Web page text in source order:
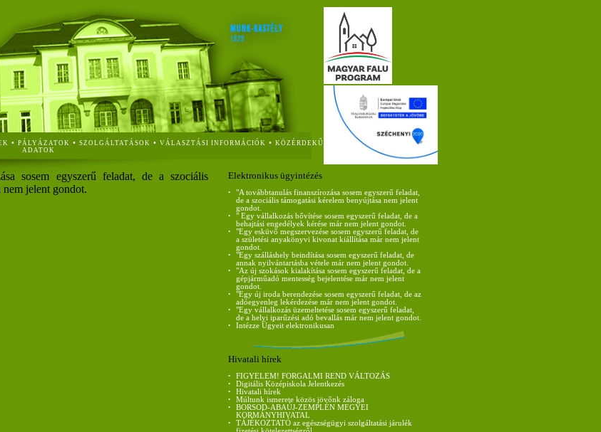
• PÁLYÁZATOK • SZOLGÁLTATÁSOK • VÁLASZTÁSI INFORMÁCIÓK • KÖZÉRDEKŰ
ADATOK
sosem egyszerű feladat, de a szociális
nem jelent gondot.
Elektronikus ügyintézés
•
"A továbbtanulás finanszírozása sosem egyszerű feladat,
de a szociális támogatási kérelem benyújtása nem jelent
gondot.
•
" Egy vállalkozás bővítése sosem egyszerű feladat, de a
behajtási engedélyek kérése már nem jelent gondot.
•
"Egy esküvő megszervezése sosem egyszerű feladat, de
a születési anyakönyvi kivonat kiállítása már nem jelent
gondot.
•
"Egy szálláshely beindítása sosem egyszerű feladat, de
annak nyilvántartásba vétele már nem jelent gondot.
•
"Az új szokások kialakítása sosem egyszerű feladat, de a
gépjárműadó mentesség bejelentése már nem jelent
gondot.
•
"Egy új iroda berendezése sosem egyszerű feladat, de az
adóegyenleg lekérdezése már nem jelent gondot.
•
"Egy vállalkozás üzemeltetése sosem egyszerű feladat,
de a helyi iparűzési adó bevallás már nem jelent gondot.
• Intézze Ügyeit elektronikusan
Hivatali hírek
• FIGYELEM! FORGALMI REND VÁLTOZÁS
• Digitális Középiskola Jelentkezés
• Hivatali hírek
• Múltunk ismerete közös jövőnk záloga
•
BORSOD-ABAÚJ-ZEMPLÉN MEGYEI
KORMÁNYHIVATAL
•
TÁJÉKOZTATÓ az egészségügyi szolgáltatási járulék